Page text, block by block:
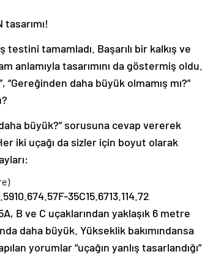
tasarımı!
tamamladı. Başarılı bir kalkış ve
anlamıyla tasarımını da göstermiş oldu.
“Gereğinden daha büyük olmamış mı?”
büyük?” sorusuna cevap vererek
iki uçağı da sizler için boyut olarak
35C15.6713.114.72
B ve C uçaklarından yaklaşık 6 metre
daha büyük. Yükseklik bakımındansa
yorumlar “uçağın yanlış tasarlandığı”